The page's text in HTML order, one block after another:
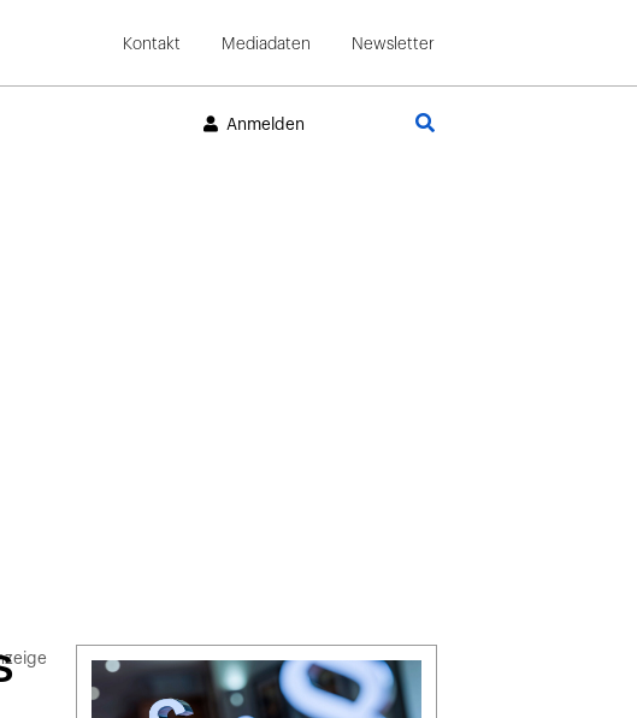
Kontakt Mediadaten Newsletter
Anmelden